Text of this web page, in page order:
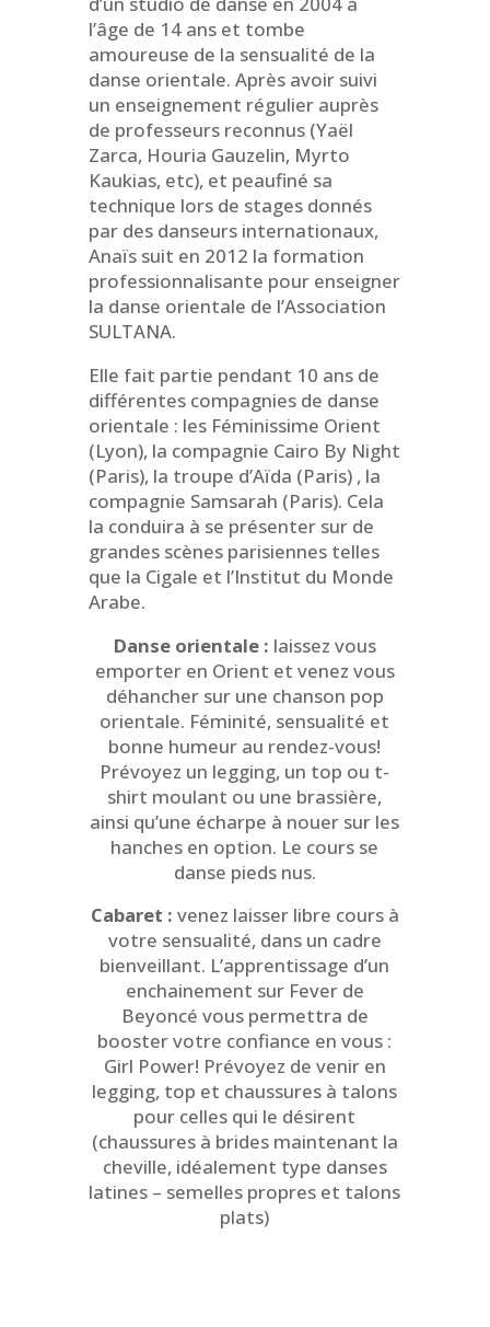
l’âge de 14 ans et tombe
amoureuse de la sensualité de la
danse orientale. Après avoir suivi
un enseignement régulier auprès
de professeurs reconnus (Yaël
Zarca, Houria Gauzelin, Myrto
Kaukias, etc), et peaufiné sa
technique lors de stages donnés
par des danseurs internationaux,
Anaïs suit en 2012 la formation
professionnalisante pour enseigner
la danse orientale de l’Association
SULTANA.
Elle fait partie pendant 10 ans de
différentes compagnies de danse
orientale : les Féminissime Orient
(Lyon), la compagnie Cairo By Night
(Paris), la troupe d’Aïda (Paris) , la
compagnie Samsarah (Paris). Cela
la conduira à se présenter sur de
grandes scènes parisiennes telles
que la Cigale et l’Institut du Monde
Arabe.
Danse orientale : laissez vous
emporter en Orient et venez vous
déhancher sur une chanson pop
orientale. Féminité, sensualité et
bonne humeur au rendez-vous!
Prévoyez un legging, un top ou t-
shirt moulant ou une brassière,
ainsi qu’une écharpe à nouer sur les
hanches en option. Le cours se
danse pieds nus.
Cabaret : venez laisser libre cours à
votre sensualité, dans un cadre
bienveillant. L’apprentissage d’un
enchainement sur Fever de
Beyoncé vous permettra de
booster votre confiance en vous :
Girl Power! Prévoyez de venir en
legging, top et chaussures à talons
pour celles qui le désirent
(chaussures à brides maintenant la
cheville, idéalement type danses
latines – semelles propres et talons
plats)